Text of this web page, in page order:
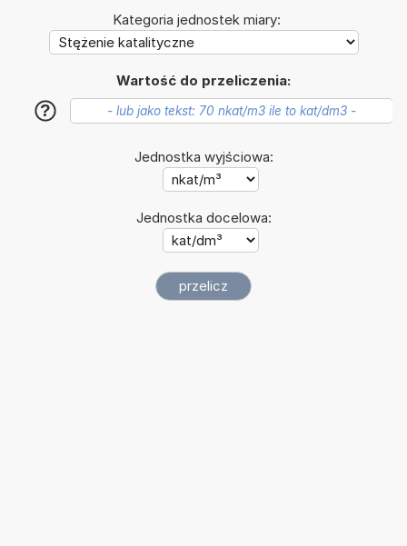
Kategoria jednostek miary:
Wartość do przeliczenia:
?
Jednostka wyjściowa:
Jednostka docelowa: